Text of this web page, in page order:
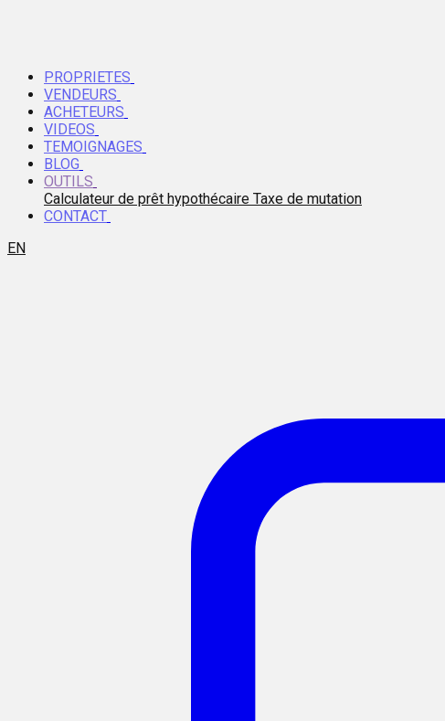
PROPRIETES
VENDEURS
ACHETEURS
VIDEOS
TEMOIGNAGES
BLOG
OUTILS
Calculateur de prêt hypothécaire Taxe de mutation
CONTACT
EN